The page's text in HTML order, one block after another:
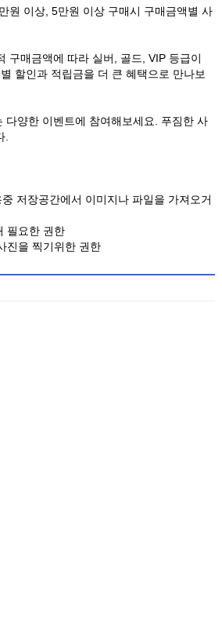
원 이상, 5만원 이상 구매시 구매금액별 사
구매금액에 따라 실버, 골드, VIP 등급이
할인과 적립금을 더 큰 혜택으로 만나보
다양한 이벤트에 참여해보세요. 푸짐한 사
.
저장공간에서 이미지나 파일을 가져오거
필요한 권한
진을 찍기위한 권한